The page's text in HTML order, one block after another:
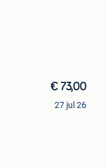
€ 73,00
27 jul 26